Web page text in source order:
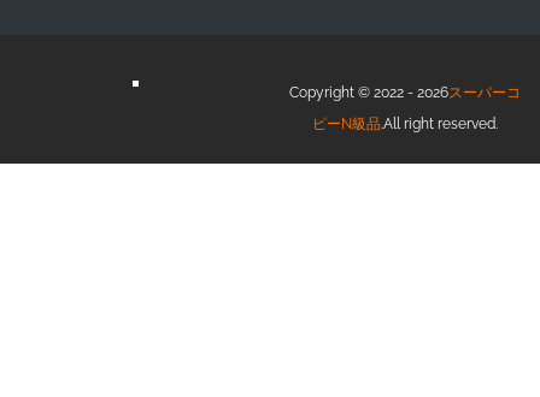
Copyright © 2022 - 2026スーパーコ
ピーN級品.All right reserved.